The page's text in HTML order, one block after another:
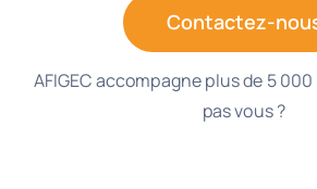
Contactez-
AFIGEC accompagne plus de 5
pas vous ?